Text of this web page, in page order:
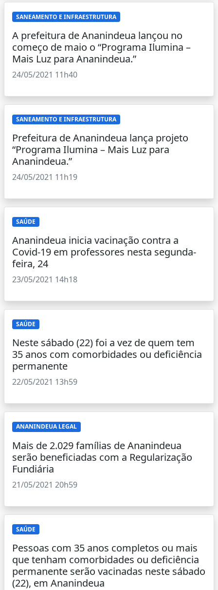
SANEAMENTO E INFRAESTRUTURA
A prefeitura de Ananindeua lançou no
começo de maio o “Programa Ilumina –
Mais Luz para Ananindeua.”
24/05/2021 11h40
SANEAMENTO E INFRAESTRUTURA
Prefeitura de Ananindeua lança projeto
“Programa Ilumina – Mais Luz para
Ananindeua.”
24/05/2021 11h19
SAÚDE
Ananindeua inicia vacinação contra a
Covid-19 em professores nesta segunda-
feira, 24
23/05/2021 14h18
SAÚDE
Neste sábado (22) foi a vez de quem tem
35 anos com comorbidades ou deficiência
permanente
22/05/2021 13h59
ANANINDEUA LEGAL
Mais de 2.029 famílias de Ananindeua
serão beneficiadas com a Regularização
Fundiária
21/05/2021 20h59
SAÚDE
Pessoas com 35 anos completos ou mais
que tenham comorbidades ou deficiência
permanente serão vacinadas neste sábado
(22), em Ananindeua